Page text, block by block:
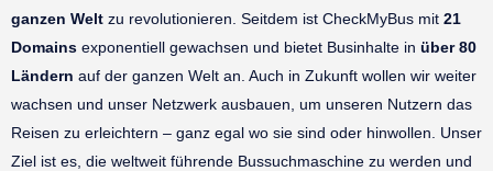
ganzen Welt zu revolutionieren. Seitdem ist CheckMyBus mit 21
Domains exponentiell gewachsen und bietet Businhalte in über 80
Ländern auf der ganzen Welt an. Auch in Zukunft wollen wir weiter
wachsen und unser Netzwerk ausbauen, um unseren Nutzern das
Reisen zu erleichtern – ganz egal wo sie sind oder hinwollen. Unser
Ziel ist es, die weltweit führende Bussuchmaschine zu werden und